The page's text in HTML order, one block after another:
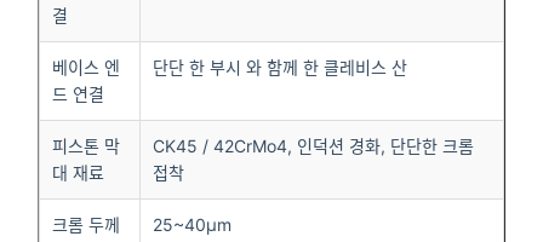
결
베이스 엔
드 연결
단단 한 부시 와 함께 한 클레비스 산
피스톤 막
대 재료
CK45 / 42CrMo4, 인덕션 경화, 단단한 크롬
접착
크롬 두께 25~40μm